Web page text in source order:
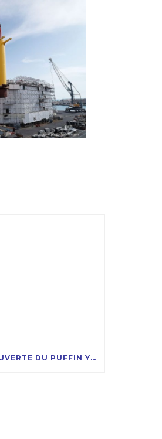
A LA DÉCOUVERTE DU PUFFIN YELKOUAN DANS LE CADRE DES MESURES DE SUIVI ENVIRONNEMENTALES POUR EOLMED